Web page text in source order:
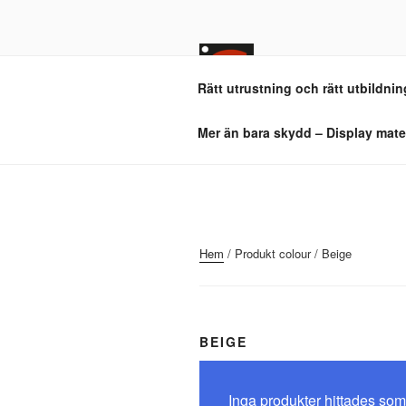
Vi levererar allt
Rätt utrustning och rätt
Mer än bara skydd – Display
Hem / Produkt colour / Beige
BEIGE
Inga produkter hittades